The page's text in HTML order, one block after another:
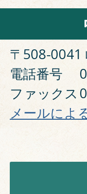
〒508-0041
電話番号
ファックス
メールによ